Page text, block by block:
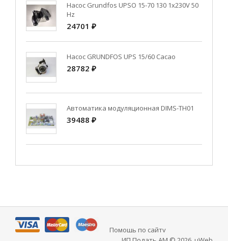
Насос Grundfos UPSO 15-70 130 1x230V 50
Hz
24701 ₽
Насос GRUNDFOS UPS 15/60 Cacao
28782 ₽
Автоматика модуляционная DIMS-TH01
39488 ₽
Помощь по сайту